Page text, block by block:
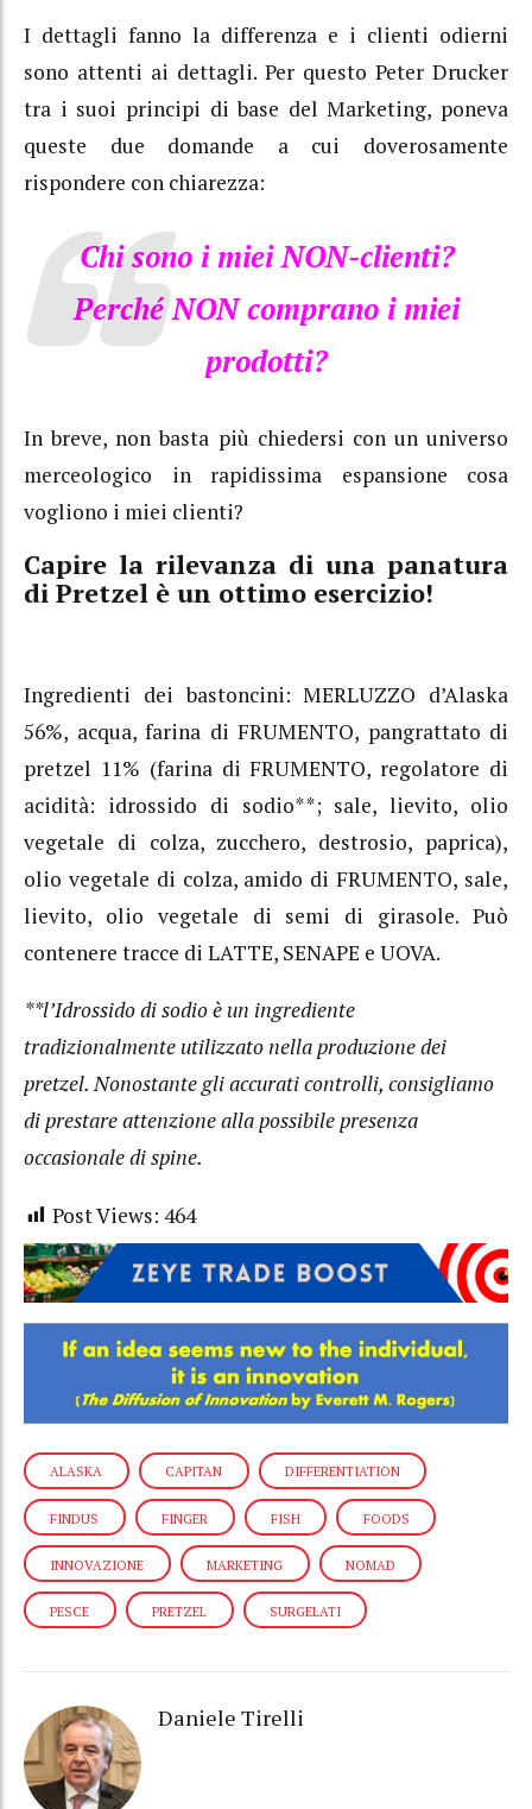
I dettagli fanno la differenza e i clienti odierni
sono attenti ai dettagli. Per questo Peter Drucker
tra i suoi principi di base del Marketing, poneva
queste due domande a cui doverosamente
rispondere con chiarezza:
Chi sono i miei NON-clienti?
Perché NON comprano i miei
prodotti?
In breve, non basta più chiedersi con un universo
merceologico in rapidissima espansione cosa
vogliono i miei clienti?
Capire la rilevanza di una panatura
di Pretzel è un ottimo esercizio!
Ingredienti dei bastoncini: MERLUZZO d’Alaska
56%, acqua, farina di FRUMENTO, pangrattato di
pretzel 11% (farina di FRUMENTO, regolatore di
acidità: idrossido di sodio**; sale, lievito, olio
vegetale di colza, zucchero, destrosio, paprica),
olio vegetale di colza, amido di FRUMENTO, sale,
lievito, olio vegetale di semi di girasole. Può
contenere tracce di LATTE, SENAPE e UOVA.
**l’Idrossido di sodio è un ingrediente
tradizionalmente utilizzato nella produzione dei
pretzel.Nonostante gli accurati controlli, consigliamo
di prestare attenzione alla possibile presenza
occasionale di spine.
Post Views: 464
ALASKA CAPITAN DIFFERENTIATION
FINDUS FINGER FISH FOODS
INNOVAZIONE MARKETING NOMAD
PESCE PRETZEL SURGELATI
Daniele Tirelli